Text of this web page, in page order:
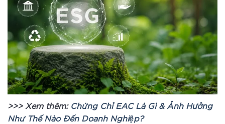
>>> Xem thêm: Chứng Chỉ EAC Là Gì & Ảnh Hưởng
Như Thế Nào Đến Doanh Nghiệp?